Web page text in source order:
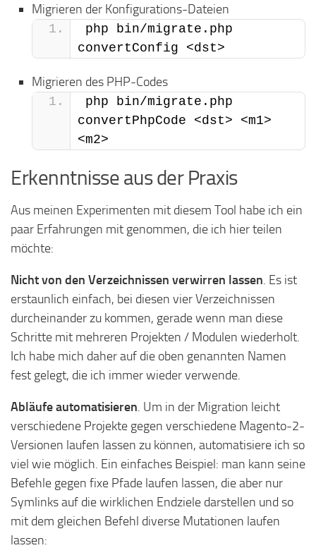
Migrieren der Konfigurations-Dateien
php bin/migrate.php
convertConfig <dst>
Migrieren des PHP-Codes
php bin/migrate.php
convertPhpCode <dst> <m1>
<m2>
Erkenntnisse aus der Praxis
Aus meinen Experimenten mit diesem Tool habe ich ein
paar Erfahrungen mit genommen, die ich hier teilen
möchte:
Nicht von den Verzeichnissen verwirren lassen. Es ist
erstaunlich einfach, bei diesen vier Verzeichnissen
durcheinander zu kommen, gerade wenn man diese
Schritte mit mehreren Projekten / Modulen wiederholt.
Ich habe mich daher auf die oben genannten Namen
fest gelegt, die ich immer wieder verwende.
Abläufe automatisieren. Um in der Migration leicht
verschiedene Projekte gegen verschiedene Magento-2-
Versionen laufen lassen zu können, automatisiere ich so
viel wie möglich. Ein einfaches Beispiel: man kann seine
Befehle gegen fixe Pfade laufen lassen, die aber nur
Symlinks auf die wirklichen Endziele darstellen und so
mit dem gleichen Befehl diverse Mutationen laufen
lassen: